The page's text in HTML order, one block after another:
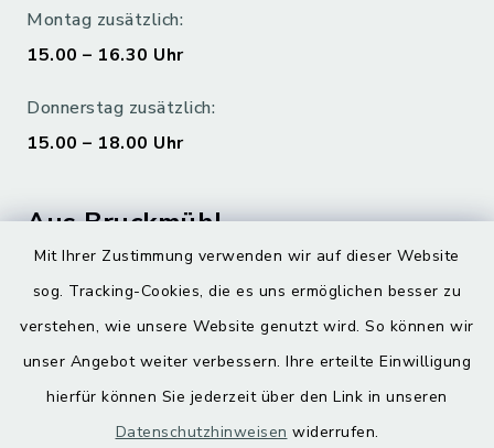
Mit Ihrer Zustimmung verwenden wir auf dieser Website
sog. Tracking-Cookies, die es uns ermöglichen besser zu
verstehen, wie unsere Website genutzt wird. So können wir
unser Angebot weiter verbessern. Ihre erteilte Einwilligung
hierfür können Sie jederzeit über den Link in unseren
Datenschutzhinweisen widerrufen.
Montag zusätzlich:
15.00 – 16.30 Uhr
Donnerstag zusätzlich:
15.00 – 18.00 Uhr
Aus Bruckmühl
Digitaler Ortsplan